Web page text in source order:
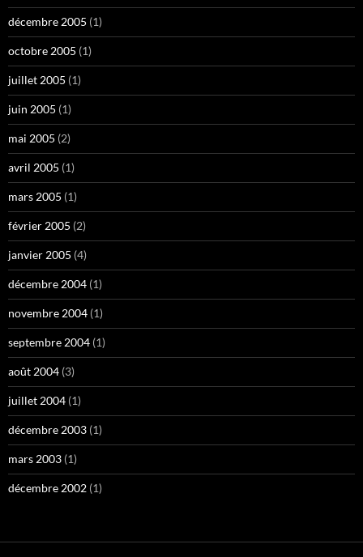
décembre 2005 (1)
octobre 2005 (1)
juillet 2005 (1)
juin 2005 (1)
mai 2005 (2)
avril 2005 (1)
mars 2005 (1)
février 2005 (2)
janvier 2005 (4)
décembre 2004 (1)
novembre 2004 (1)
septembre 2004 (1)
août 2004 (3)
juillet 2004 (1)
décembre 2003 (1)
mars 2003 (1)
décembre 2002 (1)